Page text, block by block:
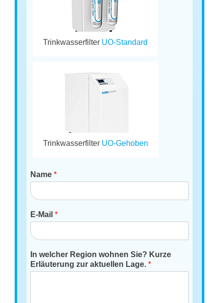
Trinkwasserfilter UO-Standard
Trinkwasserfilter UO-Gehoben
Name*
E-Mail*
In welcher Region wohnen Sie? Kurze
Erläuterung zur aktuellen Lage.*